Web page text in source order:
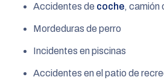
Accidentes de coche, camión
Mordeduras de perro
Incidentes en piscinas
Accidentes en el patio de